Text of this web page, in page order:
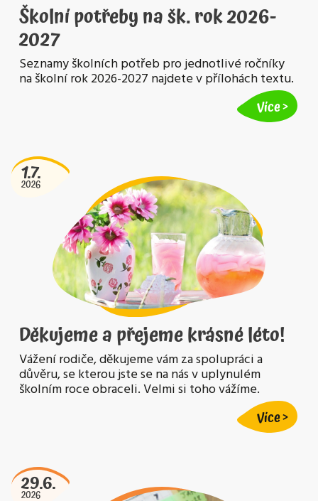
Školní potřeby na šk. rok 2026-
2027
Seznamy školních potřeb pro jednotlivé ročníky
na školní rok 2026-2027 najdete v přílohách textu.
Více
1.7.
2026
Děkujeme a přejeme krásné léto!
Vážení rodiče, děkujeme vám za spolupráci a
důvěru, se kterou jste se na nás v uplynulém
školním roce obraceli. Velmi si toho vážíme.
Více
29.6.
2026